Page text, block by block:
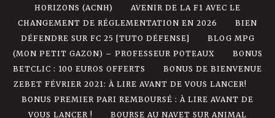
HORIZONS (ACNH)
AVENIR DE LA F1 AVEC LE
CHANGEMENT DE RÉGLEMENTATION EN 2026
BIEN
DÉFENDRE SUR FC 25 [TUTO DÉFENSE]
BLOG MPG
(MON PETIT GAZON) – PROFESSEUR POTEAUX
BONUS
BETCLIC : 100 EUROS OFFERTS
BONUS DE BIENVENUE
ZEBET FÉVRIER 2021: À LIRE AVANT DE VOUS LANCER!
BONUS PREMIER PARI REMBOURSÉ : À LIRE AVANT DE
VOUS LANCER !
BOURSE AU NAVET SUR ANIMAL